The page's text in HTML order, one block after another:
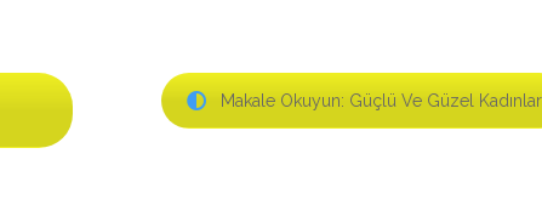
Makale Okuyun: Güçlü Ve Güzel Kadınlar